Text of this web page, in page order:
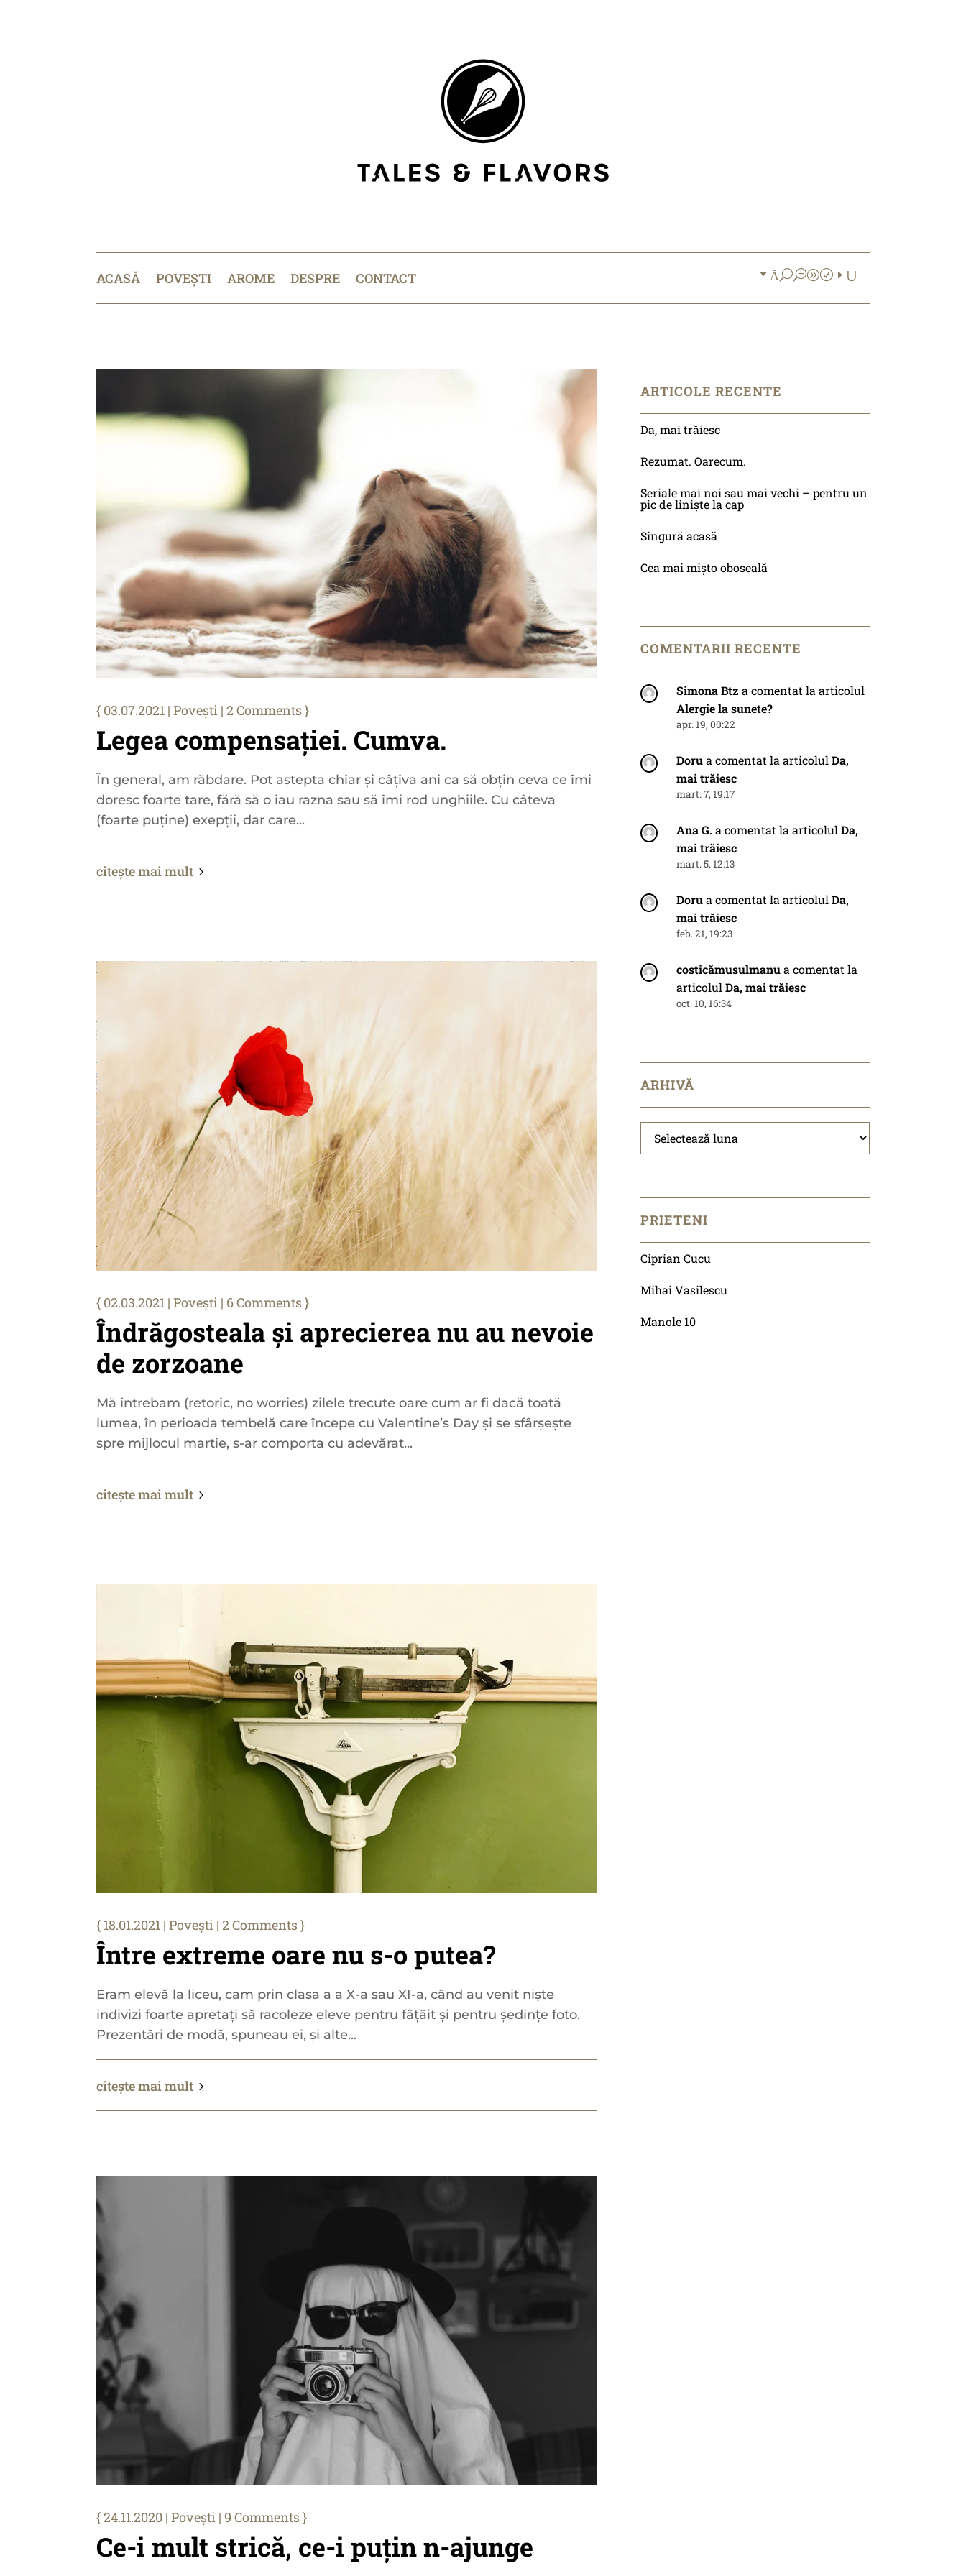
ACASĂ POVEȘTI AROME DESPRE CONTACT
Legea compensației. Cumva.
03.07.2021 |Povești | 2 Comments
În general, am răbdare. Pot aștepta chiar și câțiva ani ca să obțin ceva ce îmi
doresc foarte tare, fără să o iau razna sau să îmi rod unghiile. Cu câteva
(foarte puține) exepții, dar care...
citește mai mult
Îndrăgosteala și aprecierea nu au nevoie
de zorzoane
02.03.2021 |Povești | 6 Comments
Mă întrebam (retoric, no worries) zilele trecute oare cum ar fi dacă toată
lumea, în perioada tembelă care începe cu Valentine’s Day și se sfârșește
spre mijlocul martie, s-ar comporta cu adevărat...
citește mai mult
Între extreme oare nu s-o putea?
18.01.2021 |Povești | 2 Comments
Eram elevă la liceu, cam prin clasa a a X-a sau XI-a, când au venit niște
indivizi foarte apretați să racoleze eleve pentru fâțâit și pentru ședințe foto.
Prezentări de modă, spuneau ei, și alte...
citește mai mult
Ce-i mult strică, ce-i puțin n-ajunge
24.11.2020 |Povești | 9 Comments
ARTICOLE RECENTE
Da, mai trăiesc
Rezumat. Oarecum.
Seriale mai noi sau mai vechi – pentru un
pic de liniște la cap
Singură acasă
Cea mai mișto oboseală
COMENTARII RECENTE
Simona Btz a comentat la articolul
Alergie la sunete?
apr. 19, 00:22
Dorua comentat la articolulDa,
mai trăiesc
mart. 7, 19:17
Ana G.a comentat la articolulDa,
mai trăiesc
mart. 5, 12:13
Dorua comentat la articolulDa,
mai trăiesc
feb. 21, 19:23
costicămusulmanua comentat la
articolulDa, mai trăiesc
oct. 10, 16:34
ARHIVĂ
Arhivă
PRIETENI
Ciprian Cucu
Mihai Vasilescu
Manole 10